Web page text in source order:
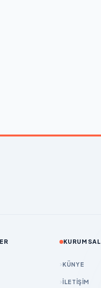
KURUMSAL
KÜNYE
İLETIŞIM